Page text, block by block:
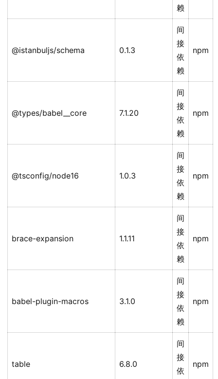
赖
@istanbuljs/schema 0.1.3
间
接
依
赖
npm
@types/babel__core 7.1.20
间
接
依
赖
npm
@tsconfig/node16 1.0.3
间
接
依
赖
npm
brace-expansion 1.1.11
间
接
依
赖
npm
babel-plugin-macros 3.1.0
间
接
依
赖
npm
table 6.8.0
间
接
依
npm